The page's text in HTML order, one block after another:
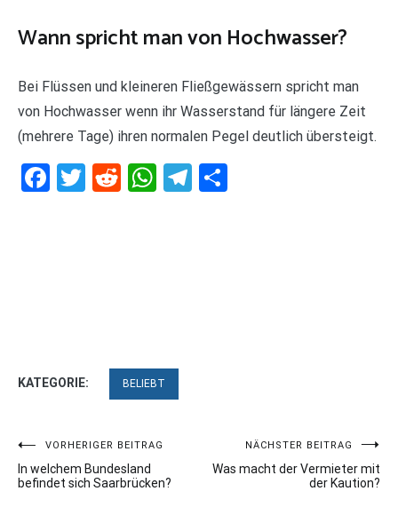
Wann spricht man von Hochwasser?
Bei Flüssen und kleineren Fließgewässern spricht man
von Hochwasser wenn ihr Wasserstand für längere Zeit
(mehrere Tage) ihren normalen Pegel deutlich übersteigt.
Facebook
Twitter
RedditWhatsApp
Telegram
KATEGORIE: BELIEBT
Beitragsnavigation
VORHERIGER BEITRAG
In welchem Bundesland
befindet sich Saarbrücken?
NÄCHSTER BEITRAG
Was macht der Vermieter mit
der Kaution?